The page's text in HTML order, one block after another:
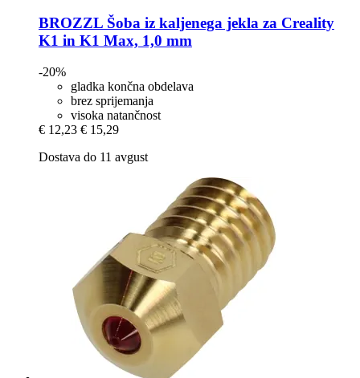
BROZZL Šoba iz kaljenega jekla za Creality
K1 in K1 Max, 1,0 mm
-20%
gladka končna obdelava
brez sprijemanja
visoka natančnost
€ 12,23 € 15,29
Dostava do 11 avgust